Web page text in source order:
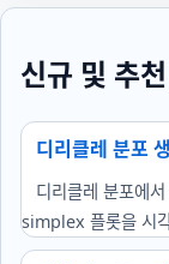
신규 및 추천
디리클레 분포
디리클레 분포에
simplex 플롯을 시